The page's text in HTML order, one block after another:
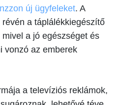
új ügyfeleket. A
a táplálékkiegészítő
a jó egészséget és
vonzó az emberek
a televíziós reklámok,